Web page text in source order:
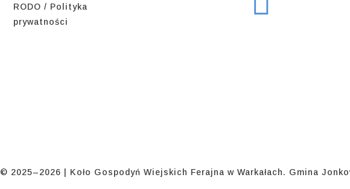
RODO / Polityka
prywatności
© 2025–2026 | Koło Gospodyń Wiejskich Ferajna w Warkałach. Gmina